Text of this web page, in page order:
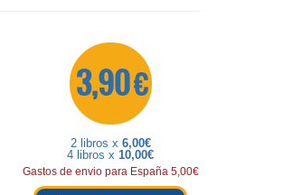
3,90 €
2 libros x 6,00€
4 libros x 10,00€
Gastos de envio para España 5,00€